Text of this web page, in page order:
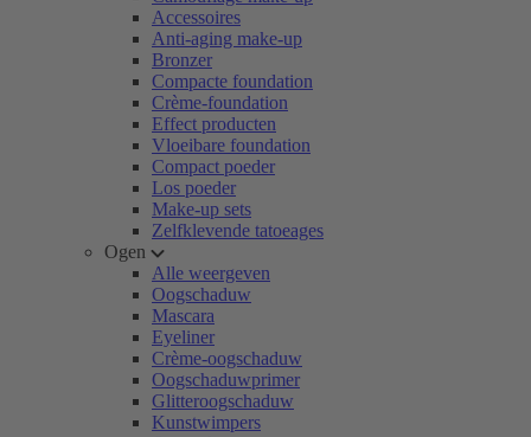
Accessoires
Anti-aging make-up
Bronzer
Compacte foundation
Crème-foundation
Effect producten
Vloeibare foundation
Compact poeder
Los poeder
Make-up sets
Zelfklevende tatoeages
Ogen
Alle weergeven
Oogschaduw
Mascara
Eyeliner
Crème-oogschaduw
Oogschaduwprimer
Glitteroogschaduw
Kunstwimpers